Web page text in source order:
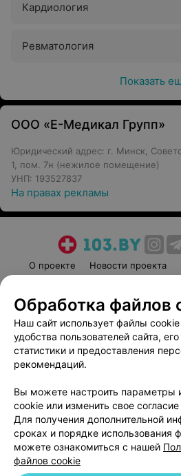
Кардиология
Ревматология
Показать
ООО «Е-Медикал Групп»
Юридический адрес: г. Минск,
1, пом. 7н (нежилое помещение)
УНП: 193527837
На правах рекламы
О проекте Новости проекта
Пользовательское соглашение
Вакансии
Написать
Обработка
Обработка файлов
Наш сайт использует файлы
удобства пользователей сайта,
статистики и предоставления
рекомендаций.
Вы можете настроить параметры
cookie или изменить свое
Для получения дополнительной
сроках и порядке использования
можете ознакомиться с нашей
файлов cookie